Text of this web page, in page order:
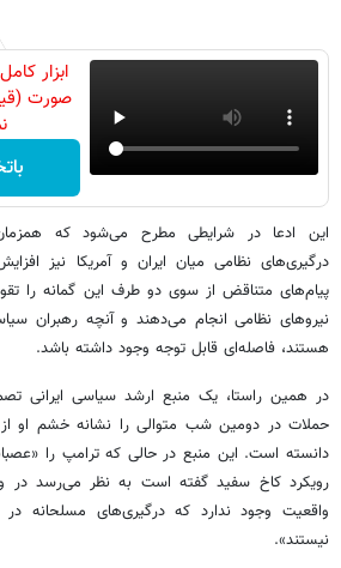
ابزار
صورت
این ادعا در شرایطی مطرح می‌شود که
درگیری‌های نظامی میان ایران و آمریکا نیز
پیام‌های متناقض از سوی دو طرف این گمانه را
نیروهای نظامی انجام می‌دهند و آنچه رهبران
هستند، فاصله‌ای قابل توجه وجود داشته باشد.
در همین راستا، یک منبع ارشد سیاسی ایرانی
حملات در دومین شب متوالی را نشانه خشم او
دانسته است. این منبع در حالی که ترامپ را
رویکرد کاخ سفید گفته است به نظر می‌رسد در
واقعیت وجود ندارد که درگیری‌های مسلحانه در
نیستند».